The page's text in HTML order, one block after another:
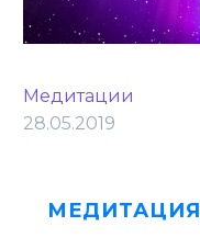
Медитации
28.05.2019